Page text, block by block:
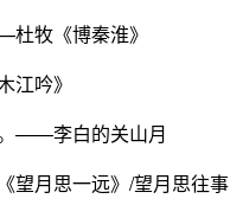
牧《博秦淮》
吟》
——李白的关山月
月思一远》/望月思往事